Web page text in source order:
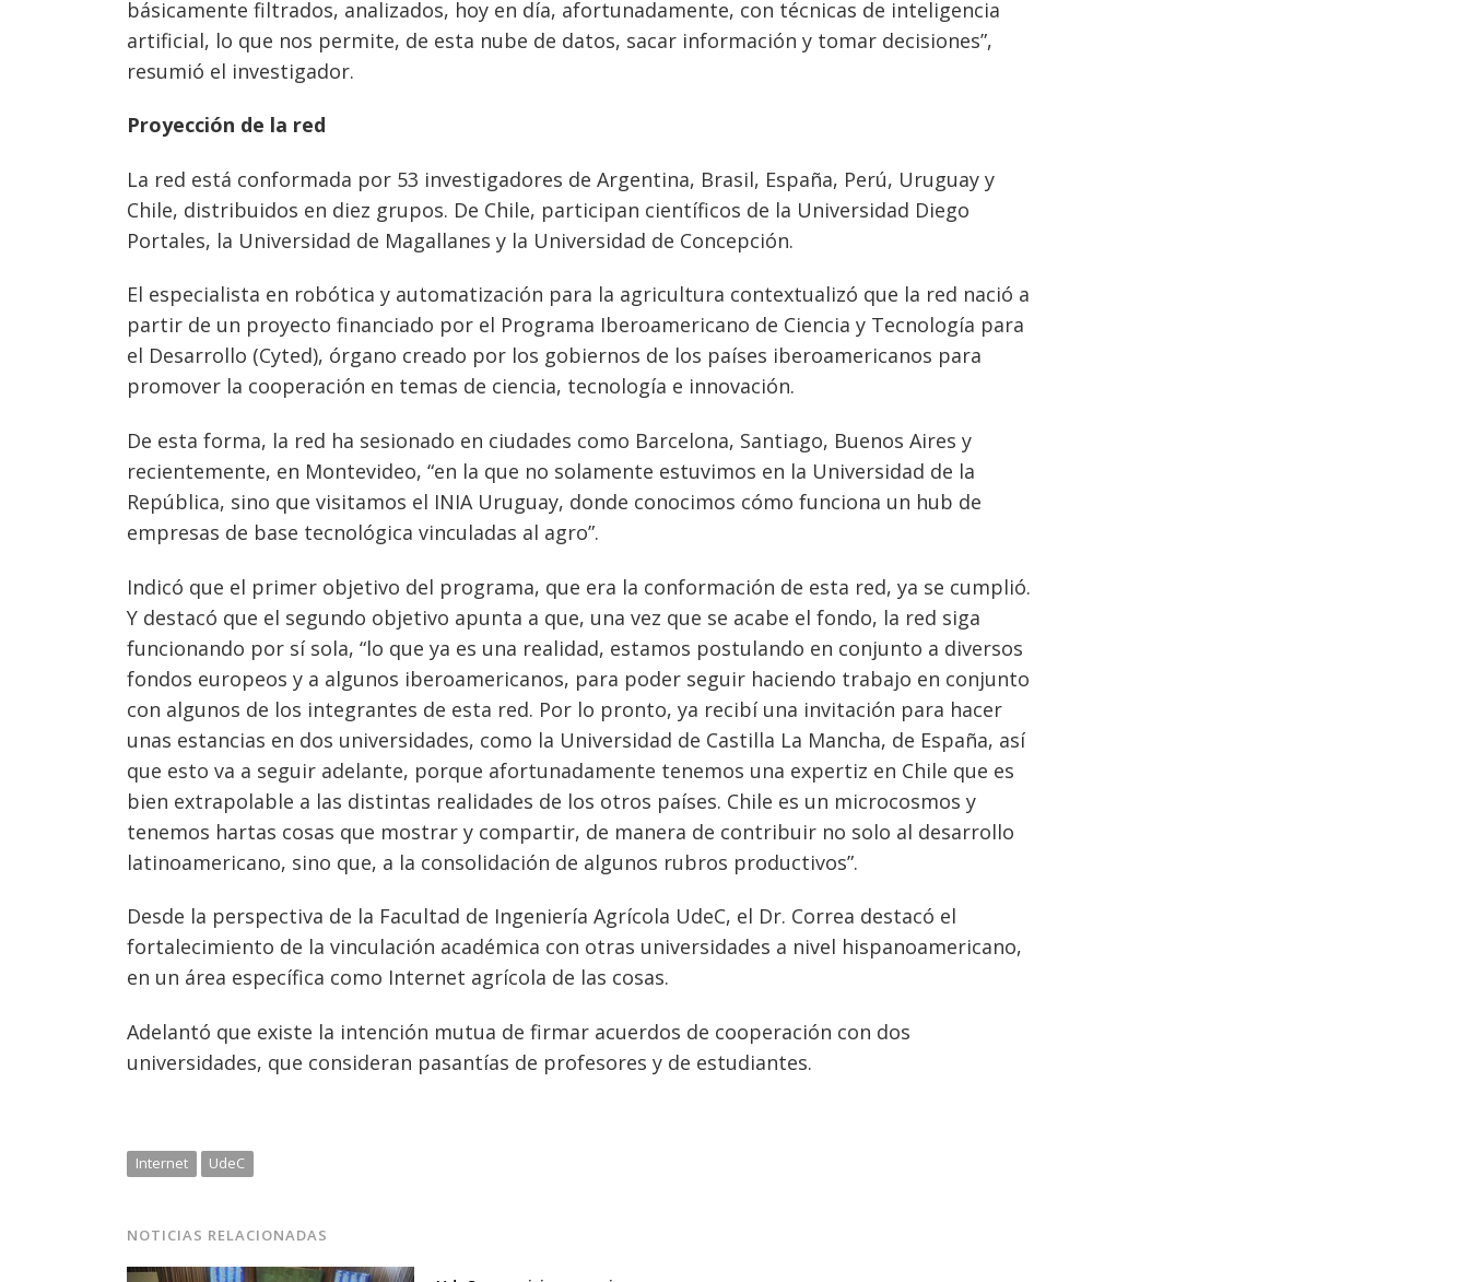
básicamente filtrados, analizados, hoy en día, afortunadamente, con técnicas de inteligencia
artificial, lo que nos permite, de esta nube de datos, sacar información y tomar decisiones”,
resumió el investigador.
Proyección de la red
La red está conformada por 53 investigadores de Argentina, Brasil, España, Perú, Uruguay y
Chile, distribuidos en diez grupos. De Chile, participan científicos de la Universidad Diego
Portales, la Universidad de Magallanes y la Universidad de Concepción.
El especialista en robótica y automatización para la agricultura contextualizó que la red nació a
partir de un proyecto financiado por el Programa Iberoamericano de Ciencia y Tecnología para
el Desarrollo (Cyted), órgano creado por los gobiernos de los países iberoamericanos para
promover la cooperación en temas de ciencia, tecnología e innovación.
De esta forma, la red ha sesionado en ciudades como Barcelona, Santiago, Buenos Aires y
recientemente, en Montevideo, “en la que no solamente estuvimos en la Universidad de la
República, sino que visitamos el INIA Uruguay, donde conocimos cómo funciona un hub de
empresas de base tecnológica vinculadas al agro”.
Indicó que el primer objetivo del programa, que era la conformación de esta red, ya se cumplió.
Y destacó que el segundo objetivo apunta a que, una vez que se acabe el fondo, la red siga
funcionando por sí sola, “lo que ya es una realidad, estamos postulando en conjunto a diversos
fondos europeos y a algunos iberoamericanos, para poder seguir haciendo trabajo en conjunto
con algunos de los integrantes de esta red. Por lo pronto, ya recibí una invitación para hacer
unas estancias en dos universidades, como la Universidad de Castilla La Mancha, de España, así
que esto va a seguir adelante, porque afortunadamente tenemos una expertiz en Chile que es
bien extrapolable a las distintas realidades de los otros países. Chile es un microcosmos y
tenemos hartas cosas que mostrar y compartir, de manera de contribuir no solo al desarrollo
latinoamericano, sino que, a la consolidación de algunos rubros productivos”.
Desde la perspectiva de la Facultad de Ingeniería Agrícola UdeC, el Dr. Correa destacó el
fortalecimiento de la vinculación académica con otras universidades a nivel hispanoamericano,
en un área específica como Internet agrícola de las cosas.
Adelantó que existe la intención mutua de firmar acuerdos de cooperación con dos
universidades, que consideran pasantías de profesores y de estudiantes.
Internet UdeC
NOTICIAS RELACIONADAS